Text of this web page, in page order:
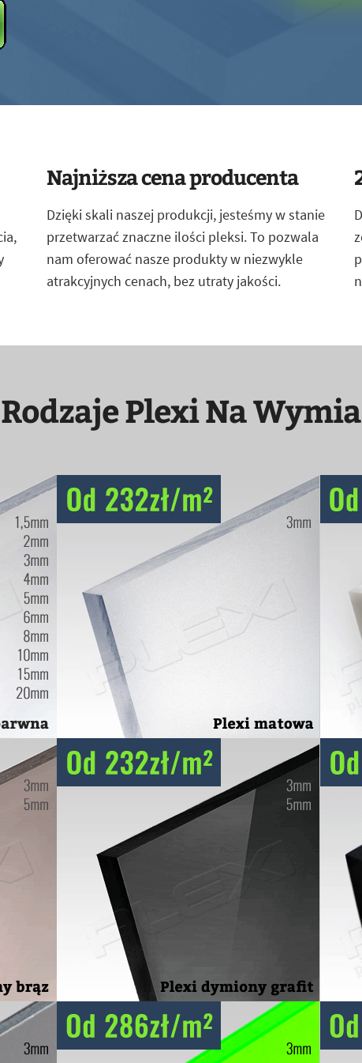
Najniższa cena producenta
Dzięki skali naszej produkcji, jesteśmy w stanie
przetwarzać znaczne ilości pleksi. To pozwala
nam oferować nasze produkty w niezwykle
atrakcyjnych cenach, bez utraty jakości.
Rodzaje Plexi Na